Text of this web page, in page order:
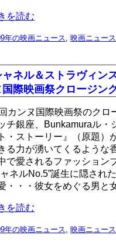
を読む
年の映画ニュース 映画ニュース
ャネル＆ストラヴィ
国際映画祭クロージン
カンヌ国際映画祭のクロ
チ銀座、Bunkamuraル・
・ストーリー』（原題）
る力が湧いてくるような
で愛されるファッション
ャネルNo.5”誕生に隠され
・・・彼女をめぐる男と
を読む
年の映画ニュース 映画ニュース